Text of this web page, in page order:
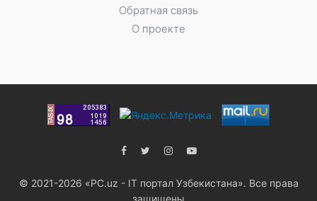
Обратная связь
О проекте
© 2021-2026 «PC.uz - IT портал Узбекистана». Все права